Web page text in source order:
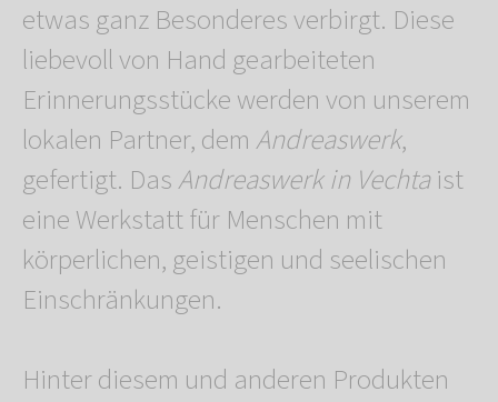
etwas ganz Besonderes verbirgt. Diese
liebevoll von Hand gearbeiteten
Erinnerungsstücke werden von unserem
lokalen Partner, demAndreaswerk,
gefertigt. DasAndreaswerk in Vechtaist
eine Werkstatt für Menschen mit
körperlichen, geistigen und seelischen
Einschränkungen.
Hinter diesem und anderen Produkten